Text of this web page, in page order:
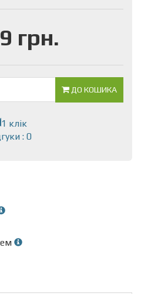
грн.
ДО КОШИКА
1 клік
: 0